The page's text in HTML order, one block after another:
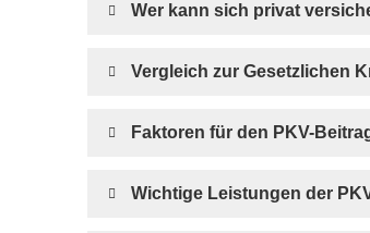
Wer kann sich privat
Vergleich zur Gesetzlichen
Faktoren für den PKV-
Wichtige Leistungen der